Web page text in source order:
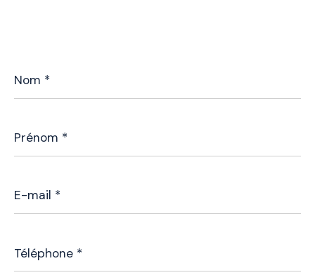
*
*
mail
*
*